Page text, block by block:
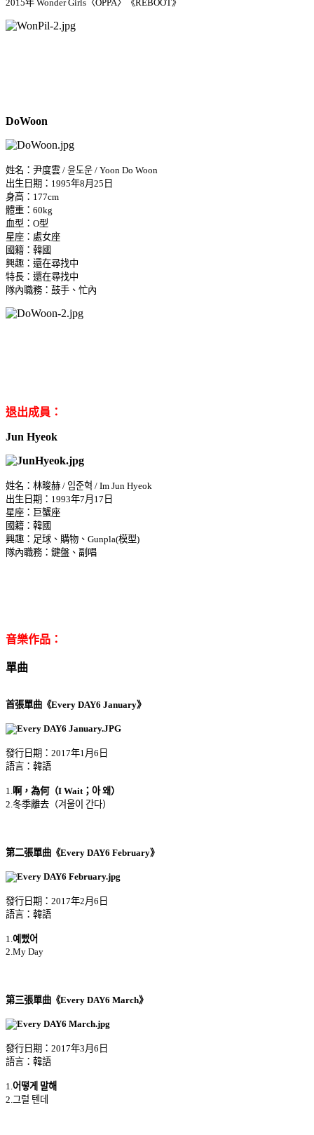
2015年 Wonder Girls 〈OPPA〉《REBOOT》
DoWoon
姓名：尹度雲 / 윤도운 / Yoon Do Woon
出生日期：1995年8月25日
身高：177cm
體重：60kg
血型：O型
星座：處女座
國籍：韓國
興趣：還在尋找中
特長：還在尋找中
隊內職務：鼓手、忙內
退出成員：
Jun Hyeok
姓名：林晙赫 / 임준혁 / Im Jun Hyeok
出生日期：1993年7月17日
星座：巨蟹座
國籍：韓國
興趣：足球、購物、Gunpla(模型)
隊內職務：鍵盤、副唱
音樂作品：
單曲
首張單曲《Every DAY6 January》
發行日期：2017年1月6日
語言：韓語
1. 啊，為何（I Wait；아 왜）
2.冬季離去（겨울이 간다）
第二張單曲《Every DAY6 February》
發行日期：2017年2月6日
語言：韓語
1. 예뻤어
2.My Day
第三張單曲《Every DAY6 March》
發行日期：2017年3月6日
語言：韓語
1. 어떻게 말해
2.그럴 텐데